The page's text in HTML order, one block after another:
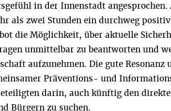
in der Innenstadt
als zwei Stunden ein durchweg
die Möglichkeit, über aktuelle
unmittelbar zu beantworten und
aufzunehmen. Die gute
Präventions- und
darin, auch künftig den
Bürgern zu suchen.